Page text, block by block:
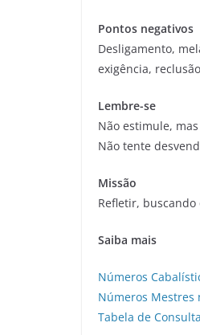
Pontos negativos
Desligamento,
exigência, reclusão
Lembre-se
Não estimule,
Não tente
Missão
Refletir,
Saiba mais
Números
Números Mestres
Tabela de